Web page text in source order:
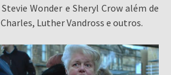
Wonder e Sheryl Crow além de
Luther Vandross e outros.